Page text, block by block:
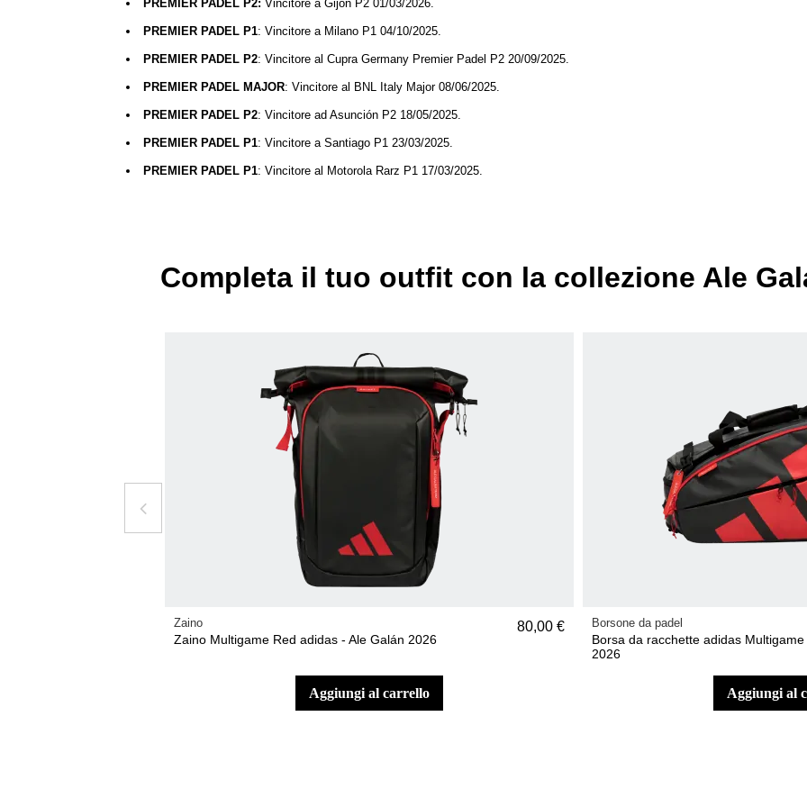
PREMIER PADEL P2: Vincitore aGijón P2 01/03/2026.
PREMIER PADEL P1: Vincitore a Milano P1 04/10/2025.
PREMIER PADEL P2: Vincitore al Cupra Germany Premier Padel P2 20/09/2025.
PREMIER PADEL MAJOR: Vincitore al BNL Italy Major 08/06/2025.
PREMIER PADEL P2: Vincitore ad Asunción P2 18/05/2025.
PREMIER PADEL P1: Vincitore a Santiago P1 23/03/2025.
PREMIER PADEL P1: Vincitore al Motorola Rarz P1 17/03/2025.
Completa il tuo outfit con la collezione Ale
Zaino
Zaino Multigame Red adidas - Ale Galán 2026
80,00 €
aggiungi al carrello
Borsone da padel
Borsa da racchette adidas
2026
aggiungi al